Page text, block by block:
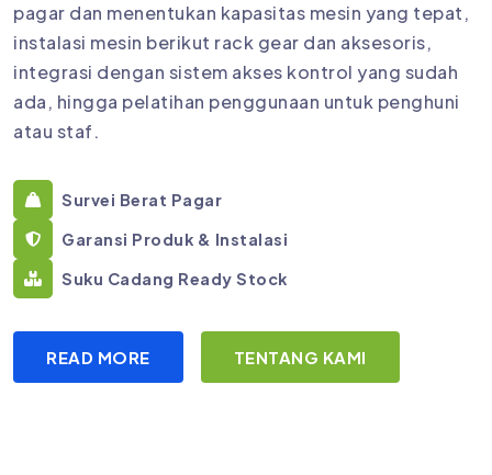
pagar dan menentukan kapasitas mesin yang tepat,
instalasi mesin berikut rack gear dan aksesoris,
integrasi dengan sistem akses kontrol yang sudah
ada, hingga pelatihan penggunaan untuk penghuni
atau staf.
Survei Berat Pagar
Garansi Produk & Instalasi
Suku Cadang Ready Stock
READ MORE TENTANG KAMI